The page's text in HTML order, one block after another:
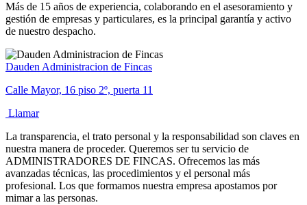
Más de 15 años de experiencia, colaborando en el asesoramiento y
gestión de empresas y particulares, es la principal garantía y activo
de nuestro despacho.
Dauden Administracion de Fincas
Calle Mayor, 16 piso 2º, puerta 11
Llamar
La transparencia, el trato personal y la responsabilidad son claves en
nuestra manera de proceder. Queremos ser tu servicio de
ADMINISTRADORES DE FINCAS. Ofrecemos las más
avanzadas técnicas, las procedimientos y el personal más
profesional. Los que formamos nuestra empresa apostamos por
mimar a las personas.